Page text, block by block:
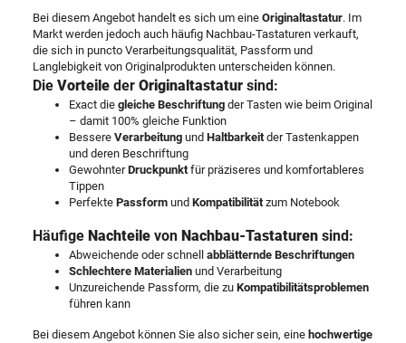
Bei diesem Angebot handelt es sich um eine Originaltastatur. Im
Markt werden jedoch auch häufig Nachbau-Tastaturen verkauft,
die sich in puncto Verarbeitungsqualität, Passform und
Langlebigkeit von Originalprodukten unterscheiden können.
Die Vorteile der Originaltastatur sind:
Exact die gleiche Beschriftung der Tasten wie beim Original
– damit 100% gleiche Funktion
Bessere Verarbeitung und Haltbarkeitder Tastenkappen
und deren Beschriftung
GewohnterDruckpunktfür präziseres und komfortableres
Tippen
Perfekte Passform und Kompatibilitätzum Notebook
Häufige Nachteile von Nachbau-Tastaturen sind:
Abweichende oder schnell abblätternde Beschriftungen
Schlechtere Materialien und Verarbeitung
Unzureichende Passform, die zu Kompatibilitätsproblemen
führen kann
Bei diesem Angebot können Sie also sicher sein, eine hochwertige